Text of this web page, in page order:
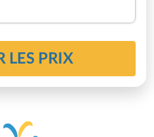
LES PRIX